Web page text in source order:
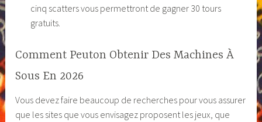
cinq scatters vous permettront de gagner 30 tours
gratuits.
Comment Peuton Obtenir Des Machines À
Sous En 2026
Vous devez faire beaucoup de recherches pour vous assurer
que les sites que vous envisagez proposent les jeux, que